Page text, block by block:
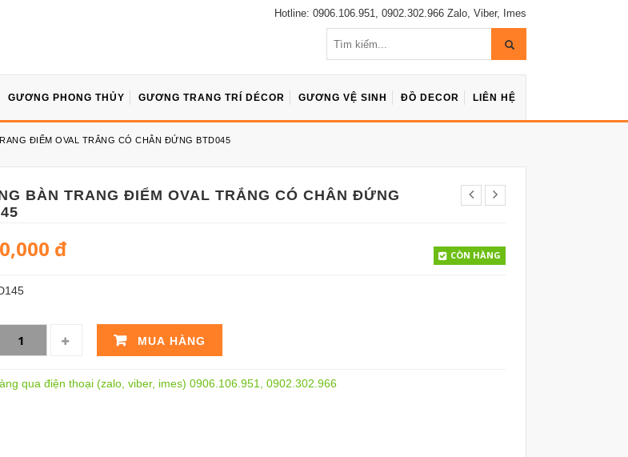
Hotline: 0906.106.951, 0902.302.966 Zalo, Viber, Imes
GƯƠNG PHONG THỦY GƯƠNG TRANG TRÍ DÉCOR GƯƠNG VỆ SINH ĐỒ DECOR LIÊN HỆ
ĐIỂM OVAL TRẮNG CÓ CHÂN ĐỨNG BTD045
BÀN TRANG ĐIỂM OVAL TRẮNG CÓ CHÂN ĐỨNG
đ CÒN HÀNG
MUA HÀNG
qua điện thoại (zalo, viber, imes) 0906.106.951, 0902.302.966